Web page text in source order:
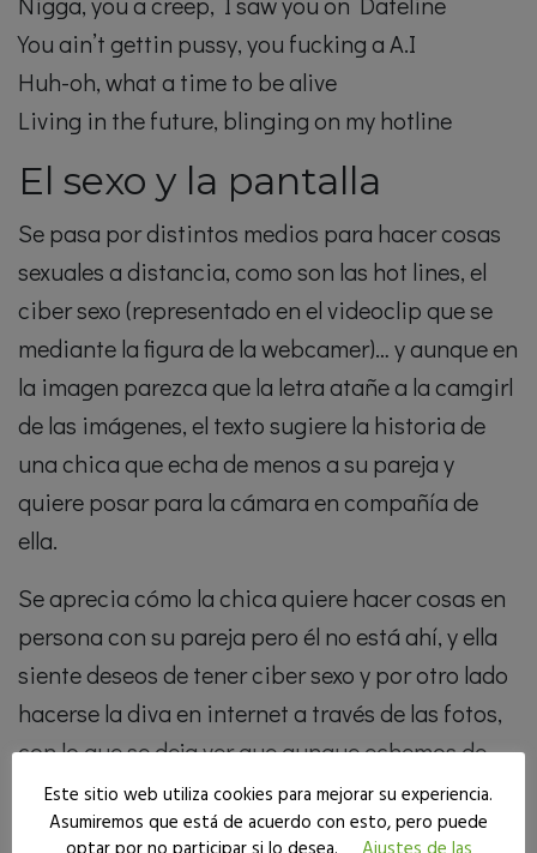
You ain’t gettin pussy, you fucking a A.I
Huh-oh, what a time to be alive
Living in the future, blinging on my hotline
El sexo y la pantalla
Se pasa por distintos medios para hacer cosas
sexuales a distancia, como son las hot lines, el
ciber sexo (representado en el videoclip que se
mediante la figura de la webcamer)… y aunque en
la imagen parezca que la letra atañe a la camgirl
de las imágenes, el texto sugiere la historia de
una chica que echa de menos a su pareja y
quiere posar para la cámara en compañía de
ella.
Se aprecia cómo la chica quiere hacer cosas en
persona con su pareja pero él no está ahí, y ella
siente deseos de tener ciber sexo y por otro lado
hacerse la diva en internet a través de las fotos,
con lo que se deja ver que aunque echemos de
menos la vida cuerpo a cuerpo y lo presencial, al
final también demandamos la vida a distancia
Este sitio web utiliza cookies para mejorar su experiencia.
Asumiremos que está de acuerdo con esto, pero puede